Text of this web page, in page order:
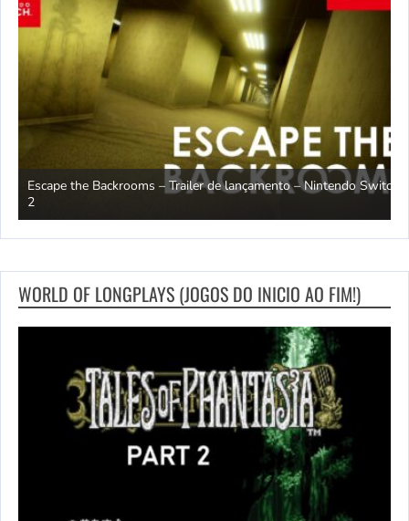
Escape the Backrooms – Trailer de lançamento – Nintendo Switch
2
WORLD OF LONGPLAYS (JOGOS DO INICIO AO FIM!)